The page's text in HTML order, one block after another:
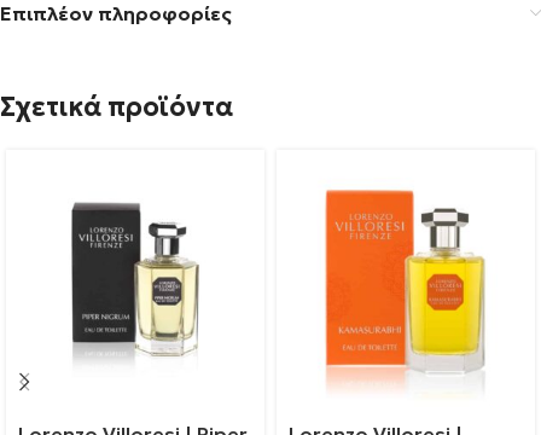
Επιπλέον πληροφορίες
Σχετικά προϊόντα